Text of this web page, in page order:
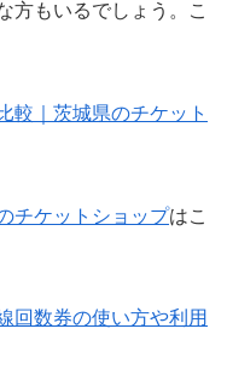
方もいるでしょう。こ
較｜茨城県のチケット
チケットショップはこ
回数券の使い方や利用